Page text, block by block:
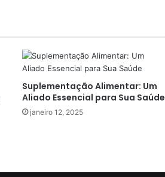
Suplementação Alimentar: Um
Aliado Essencial para Sua Saúde
janeiro 12, 2025